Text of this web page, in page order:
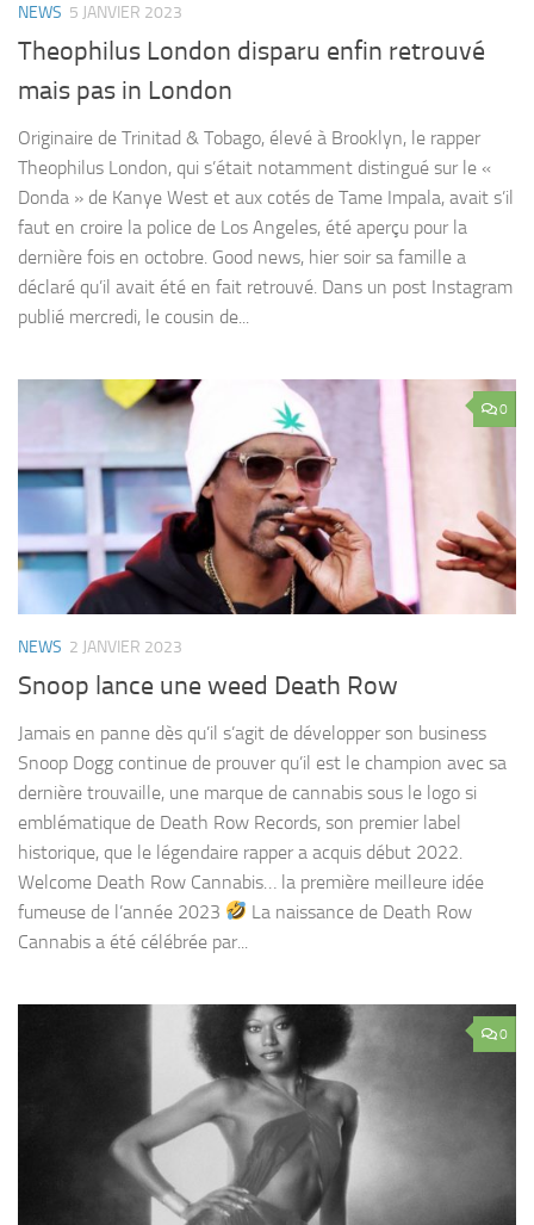
NEWS 5 JANVIER 2023
Theophilus London disparu enfin retrouvé
mais pas in London
Originaire de Trinitad & Tobago, élevé à Brooklyn, le rapper
Theophilus London, qui s’était notamment distingué sur le «
Donda » de Kanye West et aux cotés de Tame Impala, avait s’il
faut en croire la police de Los Angeles, été aperçu pour la
dernière fois en octobre. Good news, hier soir sa famille a
déclaré qu’il avait été en fait retrouvé. Dans un post Instagram
publié mercredi, le cousin de...
0
NEWS 2 JANVIER 2023
Snoop lance une weed Death Row
Jamais en panne dès qu’il s’agit de développer son business
Snoop Dogg continue de prouver qu’il est le champion avec sa
dernière trouvaille, une marque de cannabis sous le logo si
emblématique de Death Row Records, son premier label
historique, que le légendaire rapper a acquis début 2022.
Welcome Death Row Cannabis… la première meilleure idée
fumeuse de l’année 2023
La naissance de Death Row
Cannabis a été célébrée par...
0